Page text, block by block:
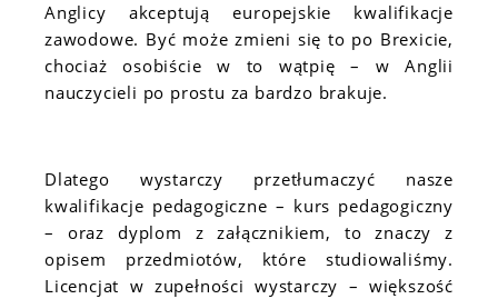
Anglicy akceptują europejskie kwalifikacje
zawodowe. Być może zmieni się to po Brexicie,
chociaż osobiście w to wątpię – w Anglii
nauczycieli po prostu za bardzo brakuje.
Dlatego wystarczy przetłumaczyć nasze
kwalifikacje pedagogiczne – kurs pedagogiczny
– oraz dyplom z załącznikiem, to znaczy z
opisem przedmiotów, które studiowaliśmy.
Licencjat w zupełności wystarczy – większość